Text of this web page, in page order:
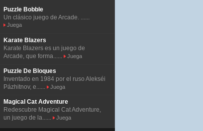
Puzzle Bobble
Un clásico juego de Arcade. ......
Juega
Karate Blazers
Karate Blazers es un juego de
Arcade, que forma......
Juega
Puzzle De Bloques
Inventado en 1984 por el ruso Alekséi
Pázhitnov, e......
Juega
Magical Cat Adventure
Redescubre Magical Cat Adventure,
un juego de la......
Juega